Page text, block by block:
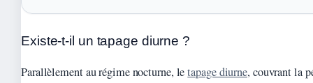
Existe-t-il un tapage diurne ?
Parallèlement au régime nocturne, letapage diurne, couvrant la